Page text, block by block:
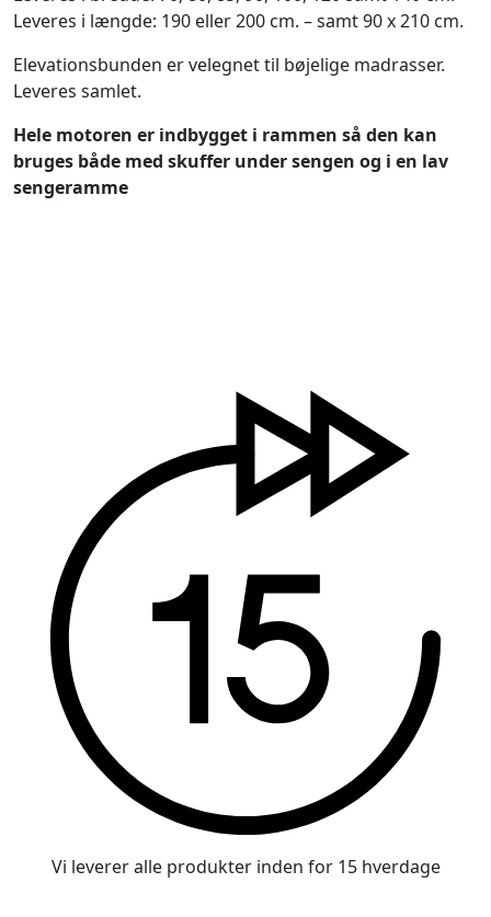
Leveres i længde: 190 eller 200 cm. – samt 90 x 210 cm.
Elevationsbunden er velegnet til bøjelige madrasser.
Leveres samlet.
Hele motoren er indbygget i rammen så den kan
bruges både med skuffer under sengen og i en lav
sengeramme
Vi leverer alle produkter inden for 15 hverdage